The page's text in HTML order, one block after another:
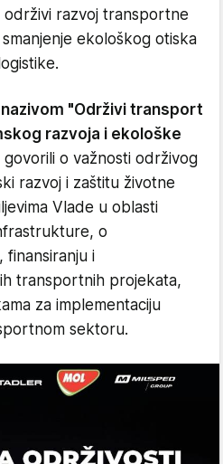
održivi razvoj transportne
ekološkog otiska
"Održivi transport
razvoja i ekološke
govorili o važnosti održivog
razvoj i zaštitu životne
Vlade u oblasti
o
finansiranju i
transportnih projekata,
za implementaciju
sektoru.